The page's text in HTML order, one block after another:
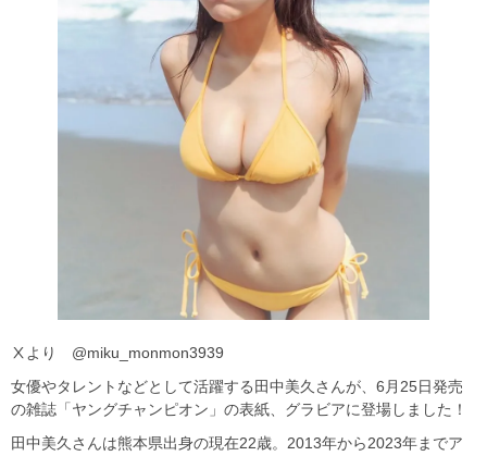
Ⅹより @miku_monmon3939
女優やタレントなどとして活躍する田中美久さんが、6月25日発売
の雑誌「ヤングチャンピオン」の表紙、グラビアに登場しました！
田中美久さんは熊本県出身の現在22歳。2013年から2023年までア